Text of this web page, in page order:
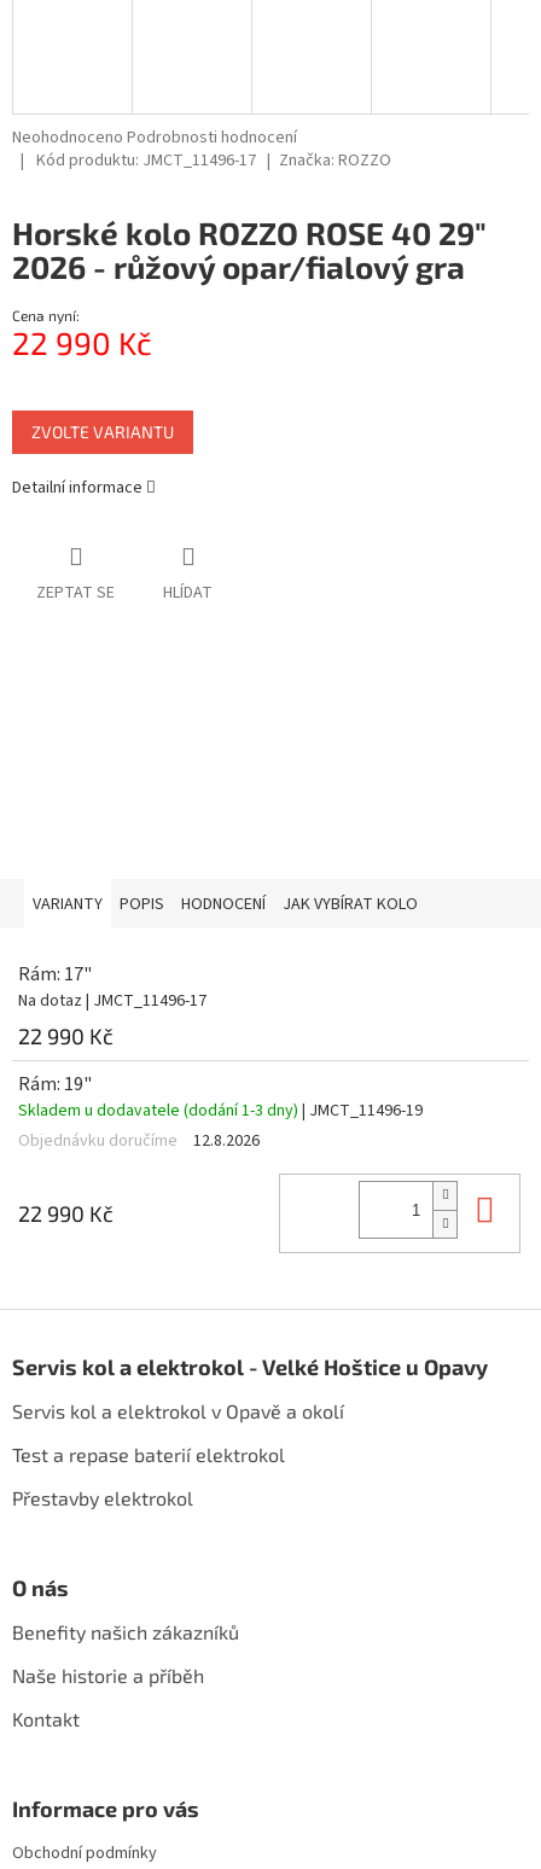
Průměrné
hodnocení
0,0
z
5
Neohodnoceno Podrobnosti hodnocení
Kód produktu: JMCT_11496-17 Značka:ROZZO
Horské kolo ROZZO ROSE 40 29"
2026 - růžový opar/fialový gra
Cena nyní:
22 990 Kč
cena:
ZVOLTE VARIANTU
Detailní informace
ZEPTAT SE HLÍDAT
VARIANTY POPIS HODNOCENÍ JAK VYBÍRAT KOLO
Rám: 17"
Na dotaz| JMCT_11496-17
22 990 Kč
Rám: 19"
Skladem u dodavatele (dodání 1-3 dny) | JMCT_11496-19
Objednávku doručíme
12.8.2026
22 990 Kč
pServis kol a elektrokol - Velké Hoštice u Opavy
Servis kol a elektrokol v Opavě a okolí
Test a repase baterií elektrokol
Přestavby elektrokol
O nás
Benefity našich zákazníků
Naše historie a příběh
Kontakt
Informace pro vás
Obchodní podmínky